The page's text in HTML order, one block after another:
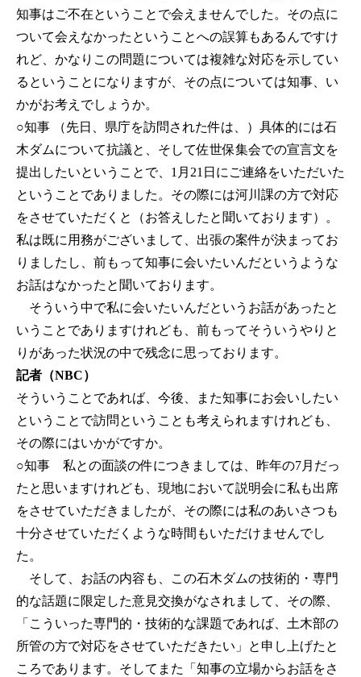
知事はご不在ということで会えませんでした。その点に
ついて会えなかったということへの誤算もあるんですけ
れど、かなりこの問題については複雑な対応を示してい
るということになりますが、その点については知事、い
かがお考えでしょうか。
○知事 （先日、県庁を訪問された件は、）具体的には石
木ダムについて抗議と、そして佐世保集会での宣言文を
提出したいということで、1月21日にご連絡をいただいた
ということでありました。その際には河川課の方で対応
をさせていただくと（お答えしたと聞いております）。
私は既に用務がございまして、出張の案件が決まってお
りましたし、前もって知事に会いたいんだというような
お話はなかったと聞いております。
そういう中で私に会いたいんだというお話があったと
いうことでありますけれども、前もってそういうやりと
りがあった状況の中で残念に思っております。
記者（NBC）
そういうことであれば、今後、また知事にお会いしたい
ということで訪問ということも考えられますけれども、
その際にはいかがですか。
○知事 私との面談の件につきましては、昨年の7月だっ
たと思いますけれども、現地において説明会に私も出席
をさせていただきましたが、その際には私のあいさつも
十分させていただくような時間もいただけませんでし
た。
そして、お話の内容も、この石木ダムの技術的・専門
的な話題に限定した意見交換がなされまして、その際、
「こういった専門的・技術的な課題であれば、土木部の
所管の方で対応をさせていただきたい」と申し上げたと
ころであります。そしてまた「知事の立場からお話をさ